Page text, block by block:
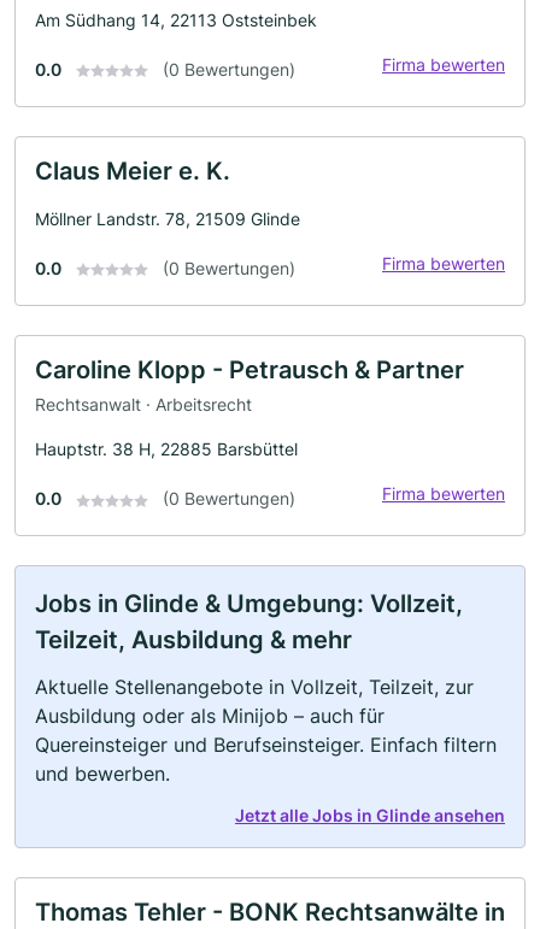
Am Südhang 14, 22113 Oststeinbek
0.0 (0 Bewertungen) Firma bewerten
Claus Meier e. K.
Möllner Landstr. 78, 21509 Glinde
0.0 (0 Bewertungen) Firma bewerten
Caroline Klopp - Petrausch & Partner
Rechtsanwalt · Arbeitsrecht
Hauptstr. 38 H, 22885 Barsbüttel
0.0 (0 Bewertungen) Firma bewerten
Jobs in Glinde & Umgebung: Vollzeit,
Teilzeit, Ausbildung & mehr
Aktuelle Stellenangebote in Vollzeit, Teilzeit, zur
Ausbildung oder als Minijob – auch für
Quereinsteiger und Berufseinsteiger. Einfach filtern
und bewerben.
Jetzt alle Jobs in Glinde ansehen
Thomas Tehler - BONK Rechtsanwälte in